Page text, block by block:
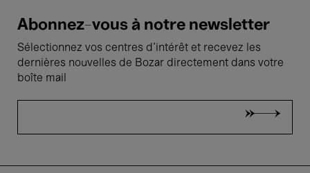
Abonnez-vous à notre newsletter
Sélectionnez vos centres d'intérêt et recevez les
dernières nouvelles de Bozar directement dans votre
boîte mail